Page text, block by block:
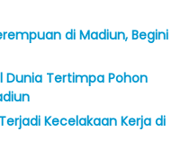
di Madiun, Begini
Dunia Tertimpa Pohon
Kecelakaan Kerja di